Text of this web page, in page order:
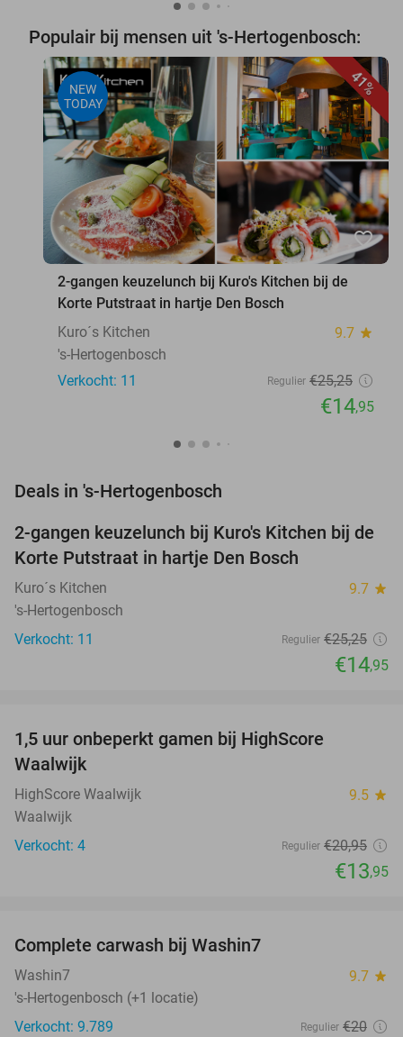
Populair bij mensen uit 's-Hertogenbosch:
41%
NEW
TODAY
favorite_border
2-gangen keuzelunch bij Kuro's Kitchen bij de
Korte Putstraat in hartje Den Bosch
Kuro´s Kitchen
9.7 star
's-Hertogenbosch
Verkocht: 11
Regulier €25,25
€14,95
Deals in 's-Hertogenbosch
41%
NEW
TODAY
2-gangen keuzelunch bij Kuro's Kitchen bij de
Korte Putstraat in hartje Den Bosch
Kuro´s Kitchen 9.7 star
's-Hertogenbosch
Verkocht: 11
Regulier €25,25
€14,95
TODAY
1,5 uur onbeperkt gamen bij HighScore
Waalwijk
HighScore Waalwijk 9.5 star
Waalwijk
Verkocht: 4
Regulier €20,95
€13,95
Complete carwash bij Washin7
Washin7 9.7 star
's-Hertogenbosch (+1 locatie)
Verkocht: 9.789
Regulier €20